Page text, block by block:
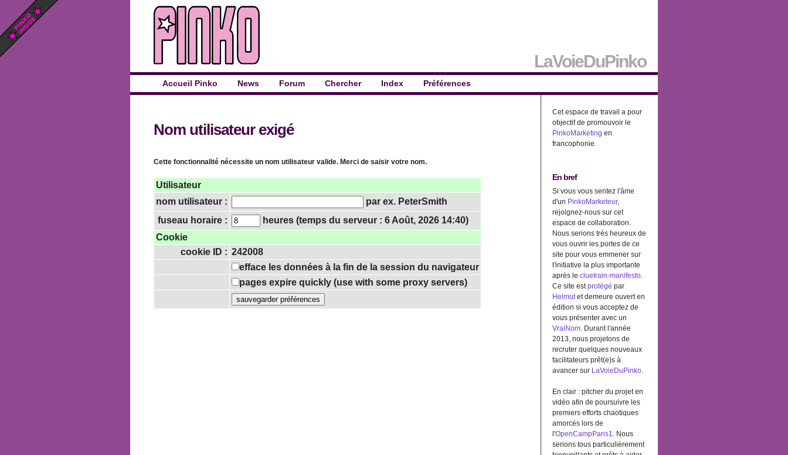
LaVoieDuPinko
Accueil Pinko News Forum Chercher Index Préférences
Nom utilisateur exigé
Cette fonctionnalité nécessite un nom utilisateur valide. Merci de saisir votre nom.
Utilisateur
nom utilisateur :
par ex. PeterSmith
fuseau horaire :
heures (temps du serveur : 6 Août, 2026 14:40)
Cookie
cookie ID : 242008
efface les données à la fin de la session du navigateur
pages expire quickly (use with some proxy servers)
Cet espace de travail a pour
objectif de promouvoir le
PinkoMarketing en
francophonie.
En bref
Si vous vous sentez l'âme
d'un PinkoMarketeur,
rejoignez-nous sur cet
espace de collaboration.
Nous serions très heureux de
vous ouvrir les portes de ce
site pour vous emmener sur
l'initiative la plus importante
après le cluetrain-manifesto.
Ce site estprotégé par
Helmutet demeure ouvert en
édition si vous acceptez de
vous présenter avec un
VraiNom. Durant l'année
2013, nous projetons de
recruter quelques nouveaux
facilitateurs prêt(e)s à
avancer sur LaVoieDuPinko.
En clair : pitcher du projet en
vidéo afin de poursuivre les
premiers efforts chaotiques
amorcés lors de
l'OpenCampParis1. Nous
serions tous particulièrement